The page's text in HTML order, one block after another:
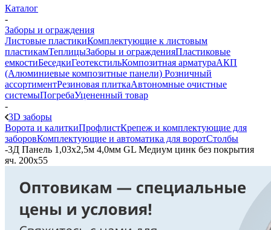
Каталог
-
Заборы и ограждения
Листовые пластикиКомплектующие к листовым
пластикамТеплицыЗаборы и огражденияПластиковые
емкостиБеседкиГеотекстильКомпозитная арматураАКП
(Алюминиевые композитные панели) Розничный
ассортиментРезиновая плиткаАвтономные очистные
системыПогребаУцененный товар
-
3D заборы
Ворота и калиткиПрофлистКрепеж и комплектующие для
заборовКомплектующие и автоматика для воротСтолбы
-3Д Панель 1,03х2,5м 4,0мм GL Медиум цинк без покрытия
яч. 200х55